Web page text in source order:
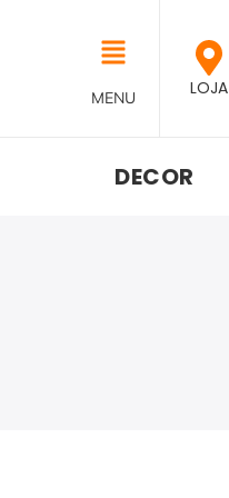
MENU LOJA
DECOR